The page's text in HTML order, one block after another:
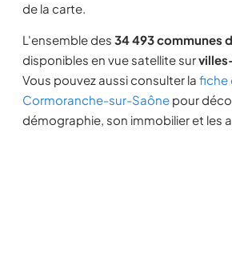
de la carte.
L'ensemble des 34 493 communes
disponibles en vue satellite sur
Vous pouvez aussi consulter la fiche
Cormoranche-sur-Saône pour
démographie, son immobilier et les